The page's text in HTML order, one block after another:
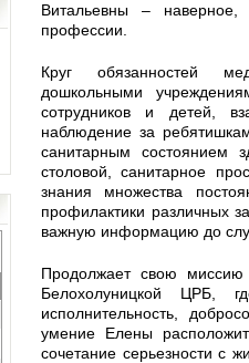
Витальевны –
профессии.
Круг обязанностей
дошкольными
сотрудников и детей,
наблюдение за
санитарным состоянием
столовой, санитарное
знания множества
профилактики различных
важную информацию до
Продолжает свою
Белохолуницкой ЦРБ,
исполнительность,
умение Елены
сочетание серьезности с